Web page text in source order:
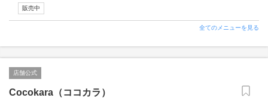
販売中
全てのメニューを見る
店舗公式
Cocokara（ココカラ）